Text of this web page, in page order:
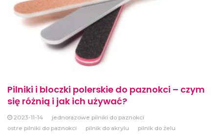
Pilniki i bloczki polerskie do paznokci – czym
się różnią i jak ich używać?
2023-11-14
jednorazowe pilniki do paznokci
ostre pilniki do paznokci
pilnik do akrylu pilnik do żelu